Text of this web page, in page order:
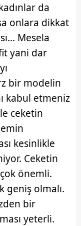
da
onlara dikkat
Mesela
yani dar
bir modelin
kabul etmeniz
ceketin
kesinlikle
Ceketin
önemli.
geniş olmalı.
bir
yeterli.